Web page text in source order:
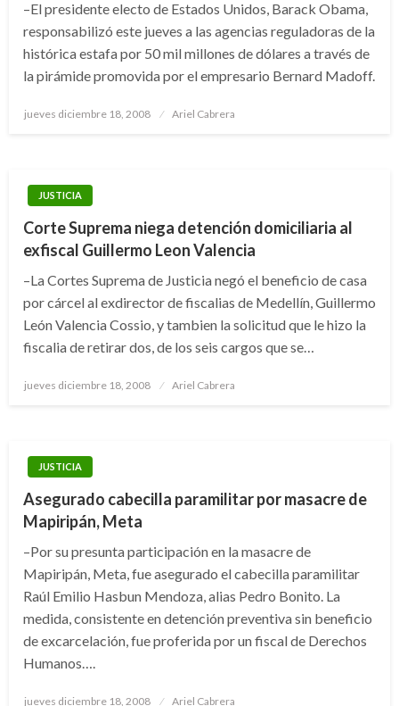
–El presidente electo de Estados Unidos, Barack Obama,
responsabilizó este jueves a las agencias reguladoras de la
histórica estafa por 50 mil millones de dólares a través de
la pirámide promovida por el empresario Bernard Madoff.
Publicado
jueves diciembre 18, 2008 Ariel Cabrera
JUSTICIA
Corte Suprema niega detención domiciliaria al
exfiscal Guillermo Leon Valencia
–La Cortes Suprema de Justicia negó el beneficio de casa
por cárcel al exdirector de fiscalias de Medellín, Guillermo
León Valencia Cossio, y tambien la solicitud que le hizo la
fiscalia de retirar dos, de los seis cargos que se…
Publicado
jueves diciembre 18, 2008 Ariel Cabrera
JUSTICIA
Asegurado cabecilla paramilitar por masacre de
Mapiripán, Meta
–Por su presunta participación en la masacre de
Mapiripán, Meta, fue asegurado el cabecilla paramilitar
Raúl Emilio Hasbun Mendoza, alias Pedro Bonito. La
medida, consistente en detención preventiva sin beneficio
de excarcelación, fue proferida por un fiscal de Derechos
Humanos….
Publicado
jueves diciembre 18, 2008 Ariel Cabrera